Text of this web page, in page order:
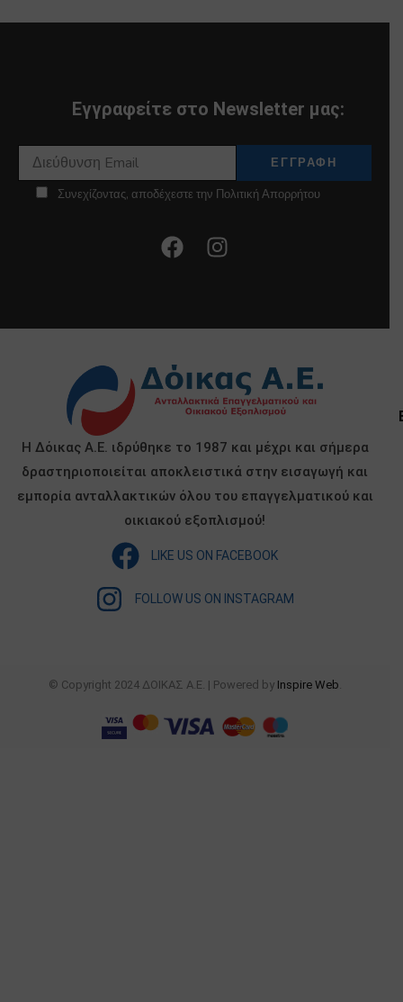
Εγγραφείτε στο Newsletter μας:
Συνεχίζοντας, αποδέχεστε την Πολιτική Απορρήτου
Η Δόικας Α.Ε. ιδρύθηκε το 1987 και μέχρι και σήμερα
δραστηριοποιείται αποκλειστικά στην εισαγωγή και
εμπορία ανταλλακτικών όλου του επαγγελματικού και
οικιακού εξοπλισμού!
LIKE US ON FACEBOOK
FOLLOW US ON INSTAGRAM
© Copyright 2024 ΔΟΙΚΑΣ Α.Ε. | Powered by Inspire Web.